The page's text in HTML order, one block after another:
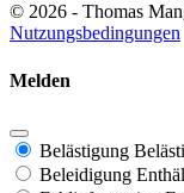
© 2026 - Thomas
Nutzungsbedingungen
Melden
Belästigung
Beleidigung